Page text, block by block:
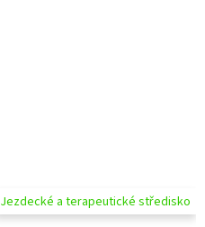
Jezdecké a terapeutické středisko